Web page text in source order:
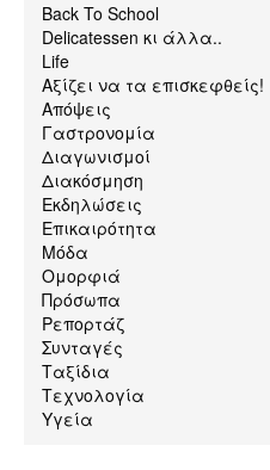
Back To School
Delicatessen κι άλλα..
Life
Αξίζει να τα επισκεφθείς!
Απόψεις
Γαστρονομία
Διαγωνισμοί
Διακόσμηση
Εκδηλώσεις
Επικαιρότητα
Μόδα
Ομορφιά
Πρόσωπα
Ρεπορτάζ
Συνταγές
Ταξίδια
Τεχνολογία
Υγεία